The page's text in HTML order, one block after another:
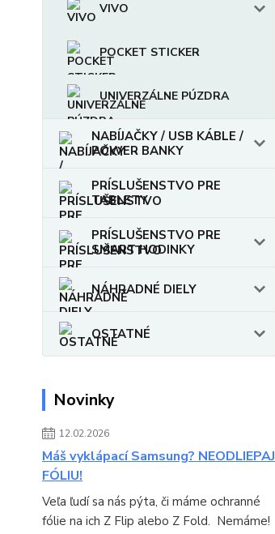
VIVO
POCKET STICKER
UNIVERZÁLNE PÚZDRA
NABÍJAČKY / USB KÁBLE /
POWER BANKY
PRÍSLUŠENSTVO PRE
TABLETY
PRÍSLUŠENSTVO PRE
SMART HODINKY
NÁHRADNÉ DIELY
OSTATNÉ
Novinky
12.02.2026
Máš vyklápací Samsung? NEODLIEPAJ
FÓLIU!
Veľa ľudí sa nás pýta, či máme ochranné
fólie na ich Z Flip alebo Z Fold. Nemáme!